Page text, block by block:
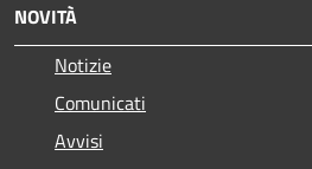
NOVITÀ
Notizie
Comunicati
Avvisi